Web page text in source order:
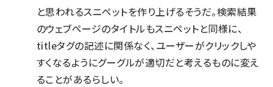
と思われるスニペットを作り上げるそうだ。検索結果
のウェブページのタイトルもスニペットと同様に、
titleタグの記述に関係なく、ユーザーがクリックしや
すくなるようにグーグルが適切だと考えるものに変え
ることがあるらしい。